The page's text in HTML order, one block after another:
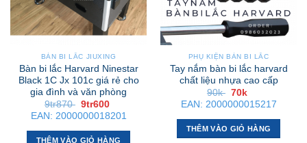
BÀN BI LẮC JIUXING
Bàn bi lắc Harvard Ninestar
Black 1C Jx 101c giá rẻ cho
gia đình và văn phòng
9tr870 Giá
gốc
là:
9tr870 .
9tr600
hiện
tại
là:
9tr600 .
EAN: 2000000018201
THÊM VÀO GIỎ HÀNG
PHỤ KIỆN BÀN BI LẮC
Tay nắm bàn bi lắc harvard
chất liệu nhựa cao cấp
90k Giá
gốc
là:
90k .
70k
hiện
tại
là:
70k .
EAN: 2000000015217
THÊM VÀO GIỎ HÀNG